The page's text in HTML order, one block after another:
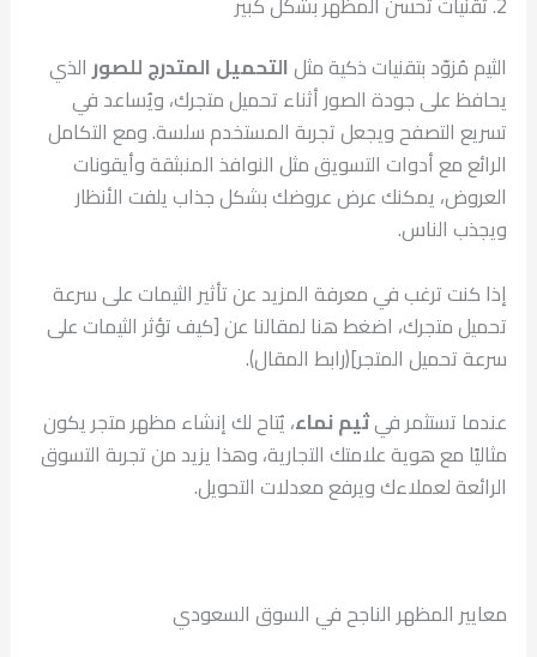
الثيم مُزوّد بتقنيات ذكية مثلالتحميل المتدرج للصورالذي
يحافظ على جودة الصور أثناء تحميل متجرك، ويُساعد في
تسريع التصفح ويجعل تجربة المستخدم سلسة. ومع التكامل
الرائع مع أدوات التسويق مثل النوافذ المنبثقة وأيقونات
العروض، يمكنك عرض عروضك بشكل جذاب يلفت الأنظار
ويجذب الناس.
إذا كنت ترغب في معرفة المزيد عن تأثير الثيمات على سرعة
تحميل متجرك، اضغط هنا لمقالنا عن [كيف تؤثر الثيمات على
سرعة تحميل المتجر](رابط المقال).
عندما تستثمر فيثيم نماء، يُتاح لك إنشاء مظهر متجر يكون
مثاليًا مع هوية علامتك التجارية، وهذا يزيد من تجربة التسوق
الرائعة لعملاءك ويرفع معدلات التحويل.
معايير المظهر الناجح في السوق السعودي